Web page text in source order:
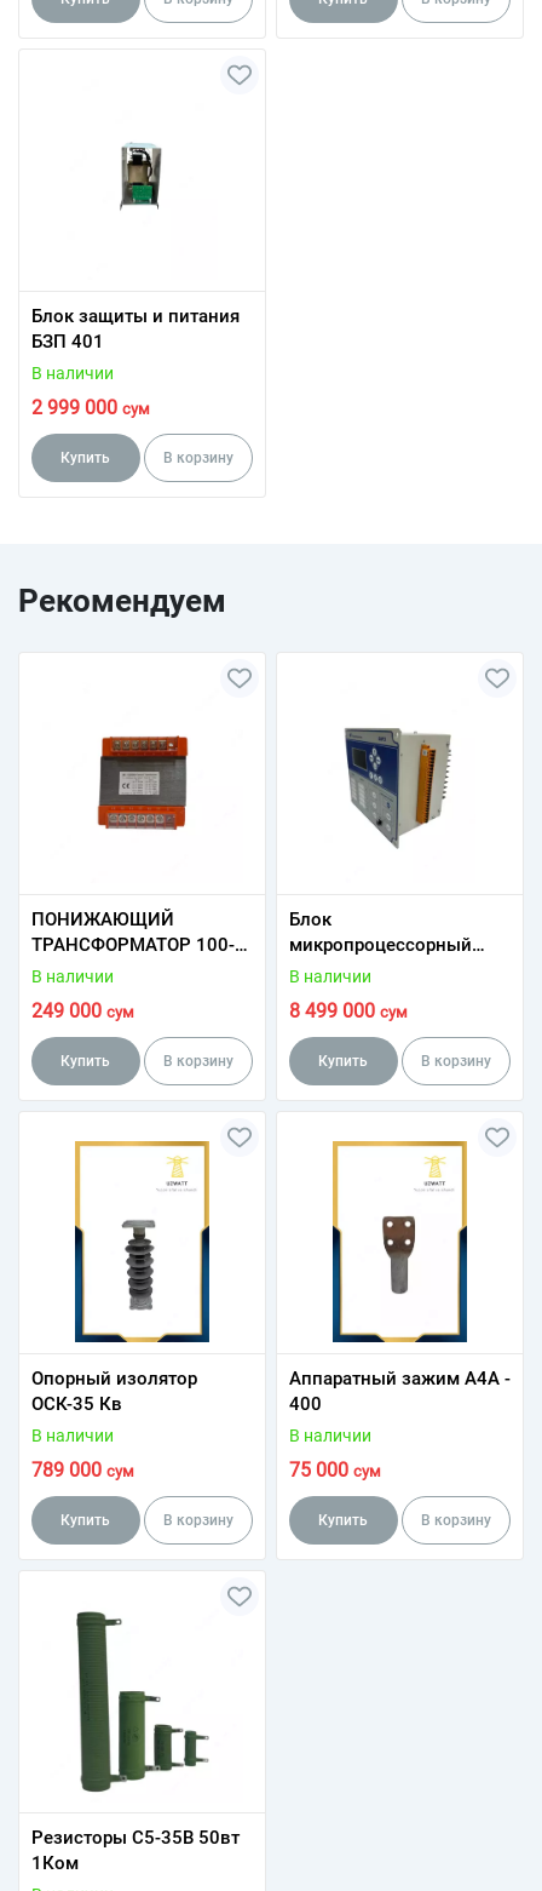
Блок защиты и питания
БЗП 401
В наличии
2 999 000 сум
Купить В корзину
Рекомендуем
ПОНИЖАЮЩИЙ
ТРАНСФОРМАТОР 100-
2500 ВТ
В наличии
249 000 сум
Купить В корзину
Блок
микропроцессорный
релейной защиты
В наличии
8 499 000 сум
Купить В корзину
Опорный изолятор
ОСК-35 Кв
В наличии
789 000 сум
Купить В корзину
Aппаратный зажим А4А -
400
В наличии
75 000 сум
Купить В корзину
Резисторы С5-35В 50вт
1Ком